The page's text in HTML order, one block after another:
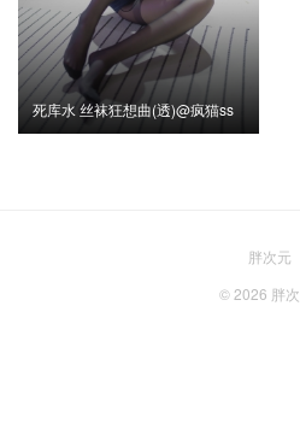
死库水 丝袜狂想曲(透)@疯猫ss
胖次元
© 2026 胖